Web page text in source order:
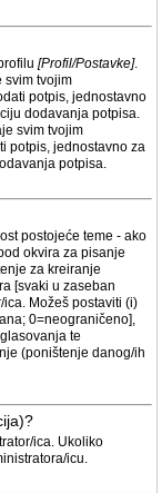
[Profil/Postavke].
svim tvojim
potpis, jednostavno
dodavanja potpisa.
svim tvojim
potpis, jednostavno za
potpisa.
postojeće teme - ako
okvira za pisanje
za kreiranje
[svaki u zaseban
Možeš postaviti (i)
0=neograničeno],
te
(poništenje danog/ih
ica. Ukoliko
icu.